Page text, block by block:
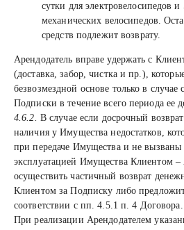
сутки для электровелосипедов
механических велосипедов.
средств подлежит возврату.
Арендодатель вправе удержать с
(доставка, забор, чистка и пр.),
безвозмездной основе только в
Подписки в течение всего периода ее
4.6.2. В случае если досрочный
наличия у Имущества недостатков,
при передаче Имущества и не вызваны
эксплуатацией Имущества Клиентом –
осуществить частичный возврат
Клиентом за Подписку либо
соответствии с пп. 4.5.1 п. 4 Договора.
При реализации Арендодателем